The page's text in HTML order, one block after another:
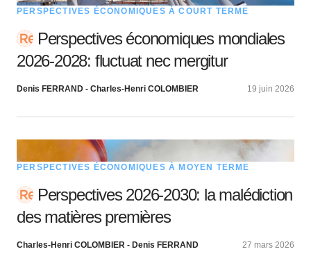
PERSPECTIVES ÉCONOMIQUES À COURT TERME
Perspectives économiques mondiales
2026-2028: fluctuat nec mergitur
Denis FERRAND - Charles-Henri COLOMBIER 19 juin 2026
PERSPECTIVES ÉCONOMIQUES À MOYEN TERME
Perspectives 2026-2030: la malédiction
des matières premières
Charles-Henri COLOMBIER - Denis FERRAND 27 mars 2026